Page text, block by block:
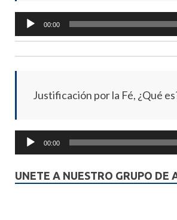
Audio
00:00
Justificación por la Fé, ¿Qué
Audio
00:00
UNETE A NUESTRO GRUPO DE